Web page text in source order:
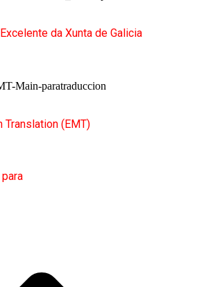
da Xunta de Galicia
Translation (EMT)
para